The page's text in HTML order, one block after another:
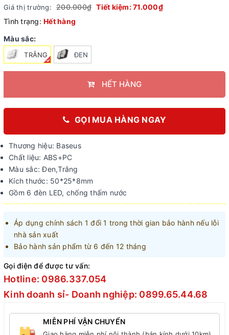
Giá thị trường: 200.000₫ Tiết kiệm:71.000₫
Tình trạng: Hết hàng
Màu sắc:
TRẮNG ĐEN
HẾT HÀNG
GỌI MUA HÀNG NGAY
Thương hiệu: Baseus
Chất liệu: ABS+PC
Màu sắc: Đen,Trắng
Kích thước: 50*25*8mm
Gồm 6 đèn LED, chống thấm nước
Áp dụng chính sách 1 đổi 1 trong thời gian bảo hành nếu lỗi
nhà sản xuất
Bảo hành sản phẩm từ 6 đến 12 tháng
Gọi điện để được tư vấn:
Hotline: 0986.337.054
Kinh doanh sỉ- Doanh nghiệp: 0899.65.44.68
MIỄN PHÍ VẬN CHUYỂN